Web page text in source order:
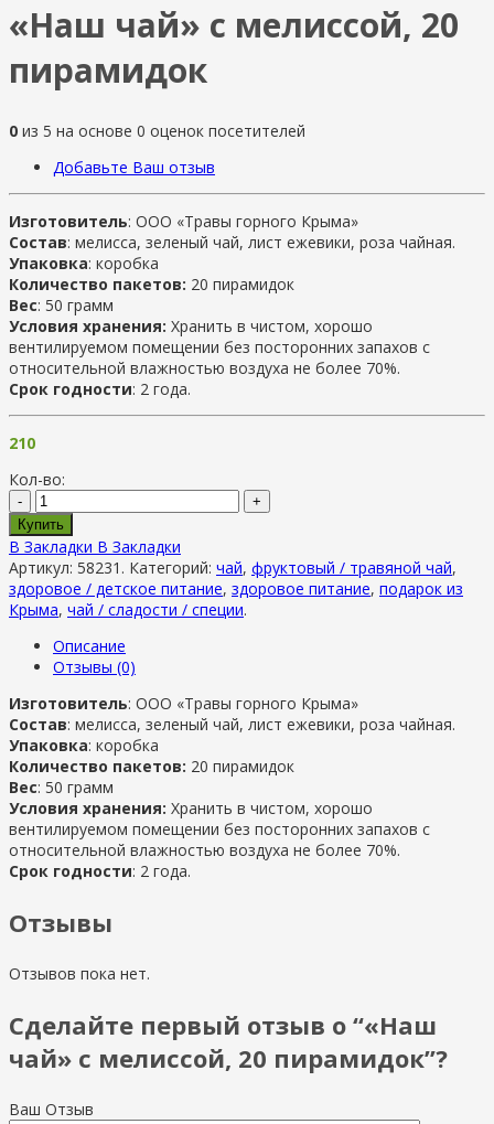
«Наш чай» с мелиссой, 20
пирамидок
0 из 5 на основе 0 оценок посетителей
Добавьте Ваш отзыв
Изготовитель: ООО «Травы горного Крыма»
Состав: мелисса, зеленый чай, лист ежевики, роза чайная.
Упаковка: коробка
Количество пакетов: 20 пирамидок
Вес: 50 грамм
Условия хранения: Хранить в чистом, хорошо
вентилируемом помещении без посторонних запахов с
относительной влажностью воздуха не более 70%.
Срок годности: 2 года.
210
Кол-во:
-
+
Купить
В Закладки В Закладки
Артикул: 58231 . Категорий: чай, фруктовый / травяной чай,
здоровое / детское питание, здоровое питание, подарок из
Крыма, чай / сладости / специи.
Описание
Отзывы (0)
Изготовитель: ООО «Травы горного Крыма»
Состав: мелисса, зеленый чай, лист ежевики, роза чайная.
Упаковка: коробка
Количество пакетов: 20 пирамидок
Вес: 50 грамм
Условия хранения: Хранить в чистом, хорошо
вентилируемом помещении без посторонних запахов с
относительной влажностью воздуха не более 70%.
Срок годности: 2 года.
Отзывы
Отзывов пока нет.
Сделайте первый отзыв о “«Наш
чай» с мелиссой, 20 пирамидок”?
Ваш Отзыв